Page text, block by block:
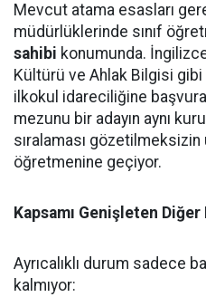
Mevcut atama esasları
müdürlüklerinde sınıf
sahibi konumunda.
Kültürü ve Ahlak Bilgisi
ilkokul idareciliğine
mezunu bir adayın aynı
sıralaması gözetilmeksizin
öğretmenine geçiyor.
Kapsamı Genişleten
Ayrıcalıklı durum sadece
kalmıyor: